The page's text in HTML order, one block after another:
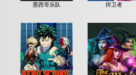
墨西哥乐队 捍卫者